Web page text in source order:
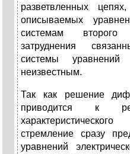
разветвленных
описываемых
системам второго
затруднения
системы
неизвестным.
Так как решение
приводится к
стремление сразу
уравнений